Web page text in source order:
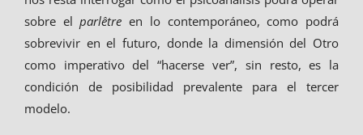
sobre elparlêtre en lo contemporáneo, como podrá
sobrevivir en el futuro, donde la dimensión del Otro
como imperativo del “hacerse ver”, sin resto, es la
condición de posibilidad prevalente para el tercer
modelo.